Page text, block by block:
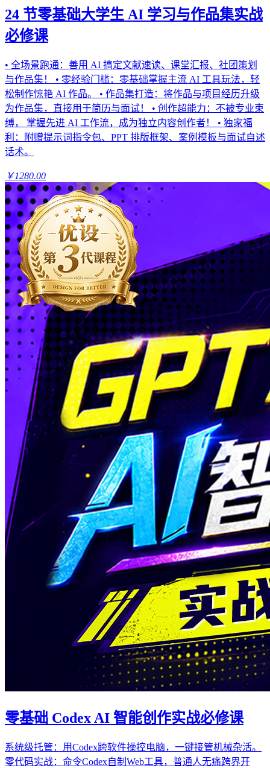
24 节零基础大学生 AI 学习与作品集实战
必修课
• 全场景跑通：善用 AI 搞定文献速读、课堂汇报、社团策划
与作品集！ • 零经验门槛：零基础掌握主流 AI 工具玩法，轻
松制作惊艳 AI 作品。 • 作品集打造：将作品与项目经历升级
为作品集，直接用于简历与面试！ • 创作超能力：不被专业束
缚， 掌握先进 AI 工作流，成为独立内容创作者！ • 独家福
利：附赠提示词指令包、PPT 排版框架、案例模板与面试自述
话术。
￥1280.00
零基础 Codex AI 智能创作实战必修课
系统级托管：用Codex跨软件操控电脑，一键接管机械杂活。
零代码实战：命令Codex自制Web工具，普通人无痛跨界开